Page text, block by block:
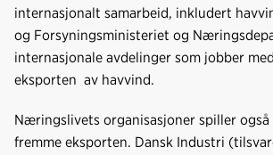
internasjonalt samarbeid, inkludert
og Forsyningsministeriet og
internasjonale avdelinger som jobber
eksporten av havvind.
Næringslivets organisasjoner spiller også
fremme eksporten. Dansk Industri